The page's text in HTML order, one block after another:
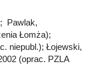
Pawlak,
Łomża);
niepubl.); Łojewski,
(oprac. PZLA